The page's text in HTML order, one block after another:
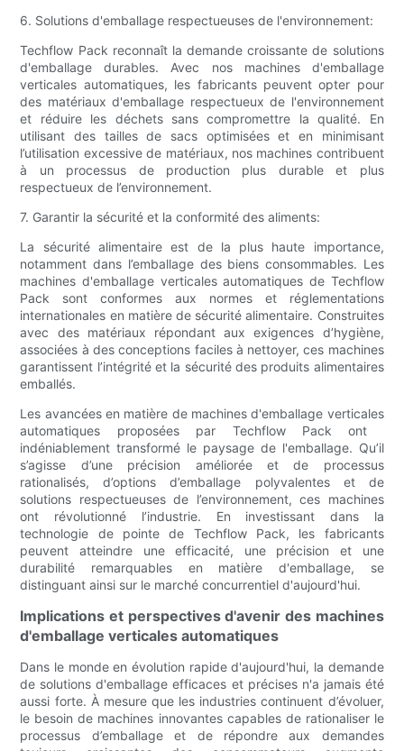
6. Solutions d'emballage respectueuses de l'environnement:
Techflow Pack reconnaît la demande croissante de solutions
d'emballage durables. Avec nos machines d'emballage
verticales automatiques, les fabricants peuvent opter pour
des matériaux d'emballage respectueux de l'environnement
et réduire les déchets sans compromettre la qualité. En
utilisant des tailles de sacs optimisées et en minimisant
l’utilisation excessive de matériaux, nos machines contribuent
à un processus de production plus durable et plus
respectueux de l’environnement.
7. Garantir la sécurité et la conformité des aliments:
La sécurité alimentaire est de la plus haute importance,
notamment dans l’emballage des biens consommables. Les
machines d'emballage verticales automatiques de Techflow
Pack sont conformes aux normes et réglementations
internationales en matière de sécurité alimentaire. Construites
avec des matériaux répondant aux exigences d’hygiène,
associées à des conceptions faciles à nettoyer, ces machines
garantissent l’intégrité et la sécurité des produits alimentaires
emballés.
Les avancées en matière de machines d'emballage verticales
automatiques proposées par Techflow Pack ont ​​
indéniablement transformé le paysage de l'emballage. Qu’il
s’agisse d’une précision améliorée et de processus
rationalisés, d’options d’emballage polyvalentes et de
solutions respectueuses de l’environnement, ces machines
ont révolutionné l’industrie. En investissant dans la
technologie de pointe de Techflow Pack, les fabricants
peuvent atteindre une efficacité, une précision et une
durabilité remarquables en matière d'emballage, se
distinguant ainsi sur le marché concurrentiel d'aujourd'hui.
Implications et perspectives d'avenir des machines
d'emballage verticales automatiques
Dans le monde en évolution rapide d'aujourd'hui, la demande
de solutions d'emballage efficaces et précises n'a jamais été
aussi forte. À mesure que les industries continuent d’évoluer,
le besoin de machines innovantes capables de rationaliser le
processus d’emballage et de répondre aux demandes